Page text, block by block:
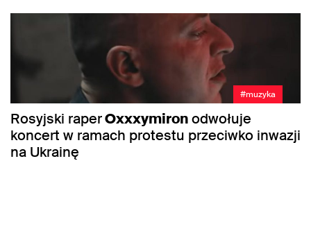
#muzyka
Rosyjski raperOxxxymironodwołuje
koncert w ramach protestu przeciwko inwazji
na Ukrainę